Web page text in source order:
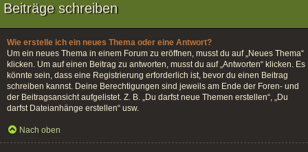
Beiträge schreiben
Wie erstelle ich ein neues Thema oder eine Antwort?
Um ein neues Thema in einem Forum zu eröffnen, musst du auf „Neues Thema“
klicken. Um auf einen Beitrag zu antworten, musst du auf „Antworten“ klicken. Es
könnte sein, dass eine Registrierung erforderlich ist, bevor du einen Beitrag
schreiben kannst. Deine Berechtigungen sind jeweils am Ende der Foren- und
der Beitragsansicht aufgelistet. Z. B. „Du darfst neue Themen erstellen“, „Du
darfst Dateianhänge erstellen“ usw.
Nach oben